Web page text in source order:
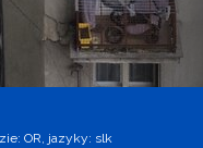
OR, jazyky: slk